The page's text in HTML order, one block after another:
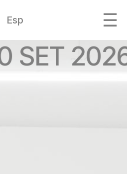
Esp
2026